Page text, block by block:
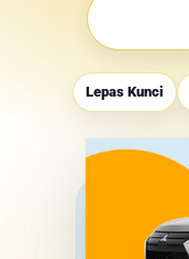
Lepas Kunci